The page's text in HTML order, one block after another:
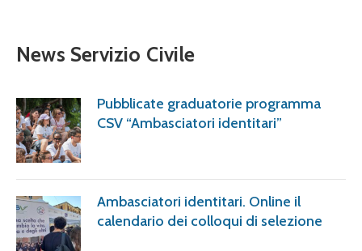
News Servizio Civile
Pubblicate graduatorie programma
CSV “Ambasciatori identitari”
Ambasciatori identitari. Online il
calendario dei colloqui di selezione